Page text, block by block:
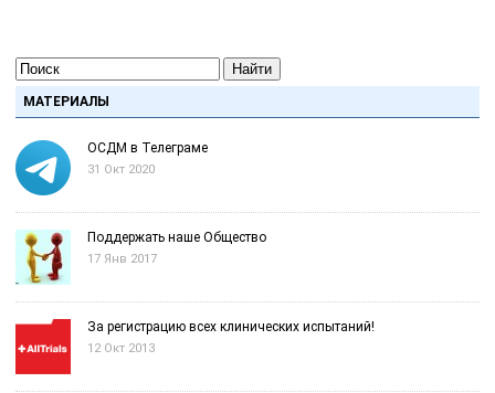
Найти
МАТЕРИАЛЫ
ОСДМ в Телеграме
31 Окт 2020
Поддержать наше Общество
17 Янв 2017
За регистрацию всех клинических испытаний!
12 Окт 2013